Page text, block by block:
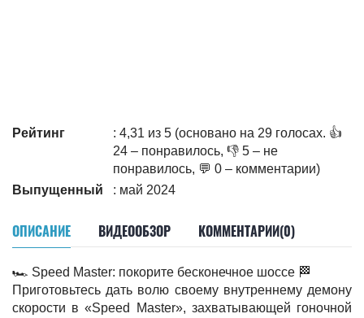
Рейтинг
: 4,31 из 5 (основано на 29 голосах. 👍
24 – понравилось, 👎 5 – не
понравилось, 💬 0 – комментарии)
Выпущенный
: май 2024
ОПИСАНИЕ ВИДЕООБЗОР КОММЕНТАРИИ(0)
🏎️ Speed Master: покорите бесконечное шоссе 🏁
Приготовьтесь дать волю своему внутреннему демону
скорости в «Speed Master», захватывающей гоночной